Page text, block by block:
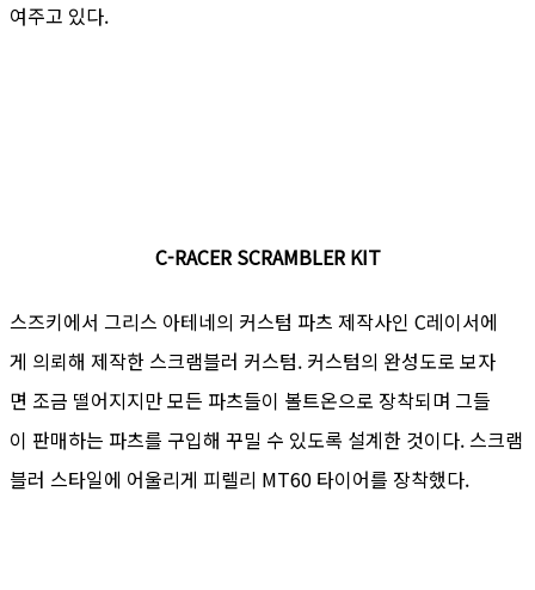
여주고 있다.
C-RACER SCRAMBLER KIT
스즈키에서 그리스 아테네의 커스텀 파츠 제작사인 C레이서에
게 의뢰해 제작한 스크램블러 커스텀. 커스텀의 완성도로 보자
면 조금 떨어지지만 모든 파츠들이 볼트온으로 장착되며 그들
이 판매하는 파츠를 구입해 꾸밀 수 있도록 설계한 것이다. 스크램
블러 스타일에 어울리게 피렐리 MT60 타이어를 장착했다.